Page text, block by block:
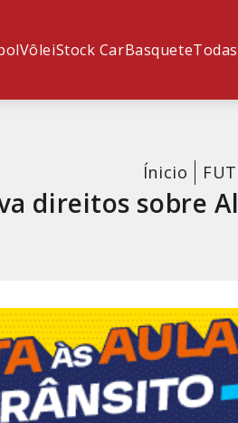
VôleiStock CarBasquete
Ínicio
direitos sobre